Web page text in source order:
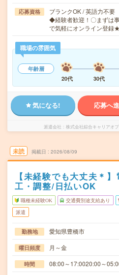
応募資格
ブランクOK / 英語力不要
◆経験者歓迎！〇まずは
で気軽にオンライン登
職場の雰囲気
年齢層
20代
30代
気になる! 応募へ
派遣会社 株式会社綜合キャリアオ
未読 掲載日 2026/08/09
【未経験でも大丈夫＊
工・調整/日払いOK
職種未経験OK 交通費別途支給あり
派遣
勤務地 愛知県豊橋市
曜日頻度 月～金
時間 08:00～17:0020:00～